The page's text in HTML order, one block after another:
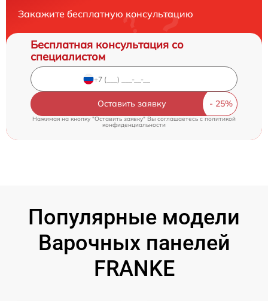
Закажите бесплатную консультацию
Бесплатная консультация со
специалистом
Оставить заявку
Нажимая на кнопку "Оставить заявку" Вы соглашаетесь cполитикой
конфиденциальности
Популярные модели
Варочных панелей
FRANKE